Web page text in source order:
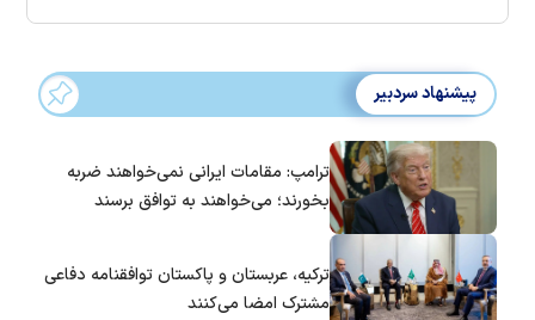
پیشنهاد سردبیر
ترامپ: مقامات ایرانی نمی‌خواهند ضربه
بخورند؛ می‌خواهند به توافق برسند
ترکیه، عربستان و پاکستان توافقنامه دفاعی
مشترک امضا می‌کنند